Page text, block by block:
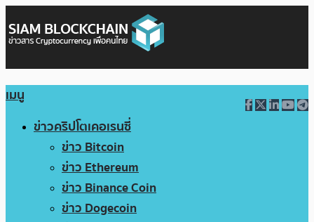
เมนู
ข่าวคริปโตเคอเรนซี่
ข่าว Bitcoin
ข่าว Ethereum
ข่าว Binance Coin
ข่าว Dogecoin